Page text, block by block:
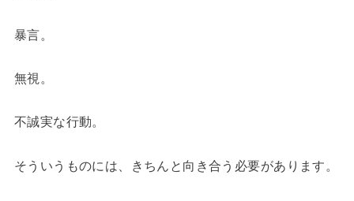
暴言。
無視。
不誠実な行動。
そういうものには、きちんと向き合う必要があります。